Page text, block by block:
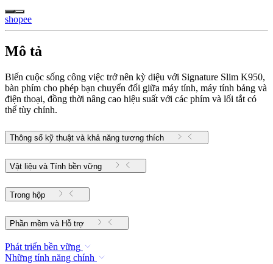
shopee
Mô tả
Biến cuộc sống công việc trở nên kỳ diệu với Signature Slim K950,
bàn phím cho phép bạn chuyển đổi giữa máy tính, máy tính bảng và
điện thoại, đồng thời nâng cao hiệu suất với các phím và lối tắt có
thể tùy chỉnh.
Thông số kỹ thuật và khả năng tương thích
Vật liệu và Tính bền vững
Trong hộp
Phần mềm và Hỗ trợ
Phát triển bền vững
Những tính năng chính